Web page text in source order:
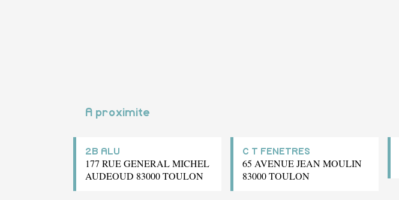
A proximite
2B ALU
177 RUE GENERAL MICHEL
AUDEOUD 83000 TOULON
C T FENETRES
65 AVENUE JEAN MOULIN
83000 TOULON